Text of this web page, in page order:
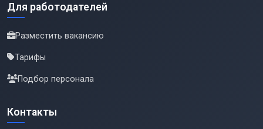
Для работодателей
Разместить вакансию
Тарифы
Подбор персонала
Контакты